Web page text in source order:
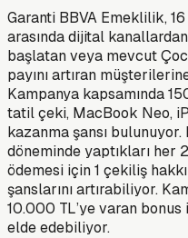
Garanti BBVA Emeklilik,
arasında dijital
başlatan veya mevcut
payını artıran
Kampanya kapsamında
tatil çeki, MacBook Neo,
kazanma şansı bulunuyor.
döneminde yaptıkları her
ödemesi için 1 çekiliş
şanslarını artırabiliyor.
10.000 TL’ye varan
elde edebiliyor.